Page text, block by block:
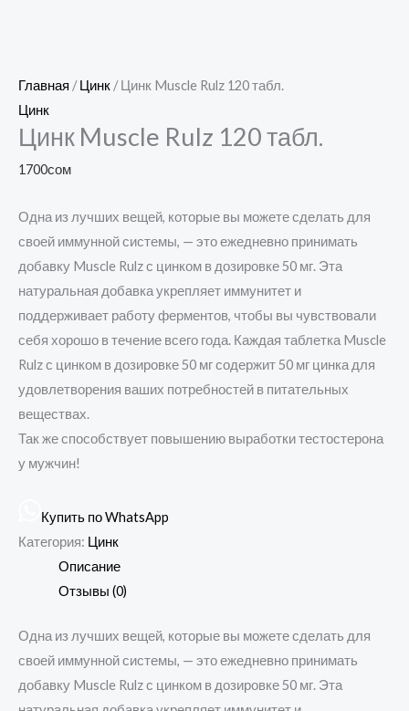
Главная /Цинк / Цинк Muscle Rulz 120 табл.
Цинк
Цинк Muscle Rulz 120 табл.
1700сом
Одна из лучших вещей, которые вы можете сделать для
своей иммунной системы, — это ежедневно принимать
добавку Muscle Rulz с цинком в дозировке 50 мг. Эта
натуральная добавка укрепляет иммунитет и
поддерживает работу ферментов, чтобы вы чувствовали
себя хорошо в течение всего года. Каждая таблетка Muscle
Rulz с цинком в дозировке 50 мг содержит 50 мг цинка для
удовлетворения ваших потребностей в питательных
веществах.
Так же способствует повышению выработки тестостерона
у мужчин!
Купить по WhatsApp
Категория: Цинк
Описание
Отзывы (0)
Одна из лучших вещей, которые вы можете сделать для
своей иммунной системы, — это ежедневно принимать
добавку Muscle Rulz с цинком в дозировке 50 мг. Эта